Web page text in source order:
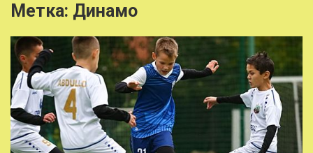
Метка: Динамо